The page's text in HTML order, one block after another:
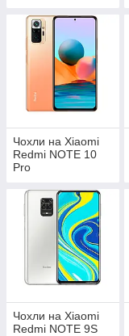
Чохли на Xiaomi
Redmi NOTE 10
Pro
Чохли на Xiaomi
Redmi NOTE 9S